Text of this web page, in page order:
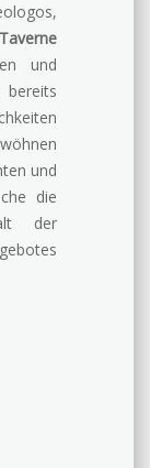
Taverne
und
und
die
der